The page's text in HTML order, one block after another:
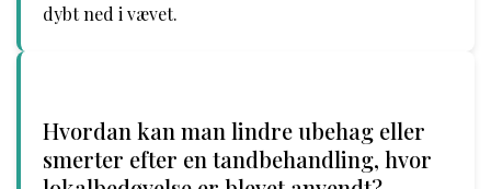
dybt ned i vævet.
Hvordan kan man lindre ubehag eller
smerter efter en tandbehandling, hvor